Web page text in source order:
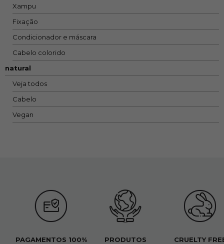
Xampu
Fixação
Condicionador e máscara
Cabelo colorido
natural
Veja todos
Cabelo
Vegan
PAGAMENTOS 100%
PRODUTOS
CRUELTY